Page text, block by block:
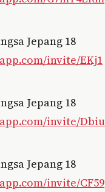
Jepang 18
invite/EKj1
Jepang 18
invite/Dbiu
Jepang 18
invite/CF59